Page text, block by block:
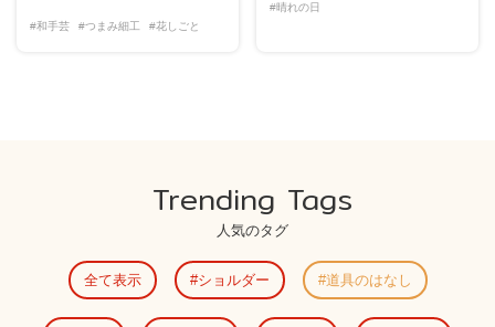
#和手芸 #つまみ細工 #花しごと
#晴れの日
Trending Tags
人気のタグ
全て表示 ショルダー 道具のはなし